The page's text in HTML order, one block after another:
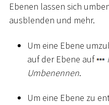
Ebenen lassen sich
ausblenden und mehr.
Um eine Ebene
auf der Ebene auf
Umbenennen.
Um eine Ebene zu